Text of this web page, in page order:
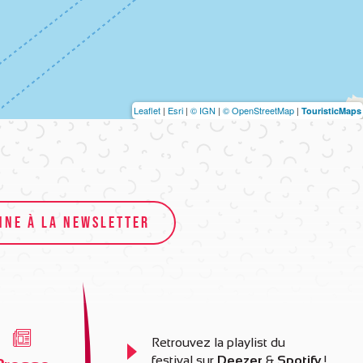
Leaflet | Esri | © IGN | © OpenStreetMap | TouristicMaps
À LA NEWSLETTER
Retrouvez la playlist du